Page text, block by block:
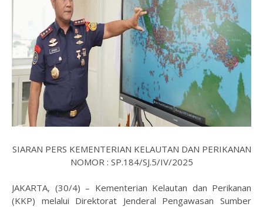
SIARAN PERS KEMENTERIAN KELAUTAN DAN PERIKANAN
NOMOR : SP.184/SJ.5/IV/2025
JAKARTA, (30/4) – Kementerian Kelautan dan Perikanan
(KKP) melalui Direktorat Jenderal Pengawasan Sumber